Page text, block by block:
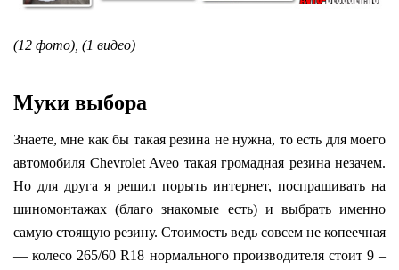
(12 фото), (1 видео)
Муки выбора
Знаете, мне как бы такая резина не нужна, то есть для моего
автомобиля Chevrolet Aveo такая громадная резина незачем.
Но для друга я решил порыть интернет, поспрашивать на
шиномонтажах (благо знакомые есть) и выбрать именно
самую стоящую резину. Стоимость ведь совсем не копеечная
— колесо 265/60 R18 нормального производителя стоит 9 –